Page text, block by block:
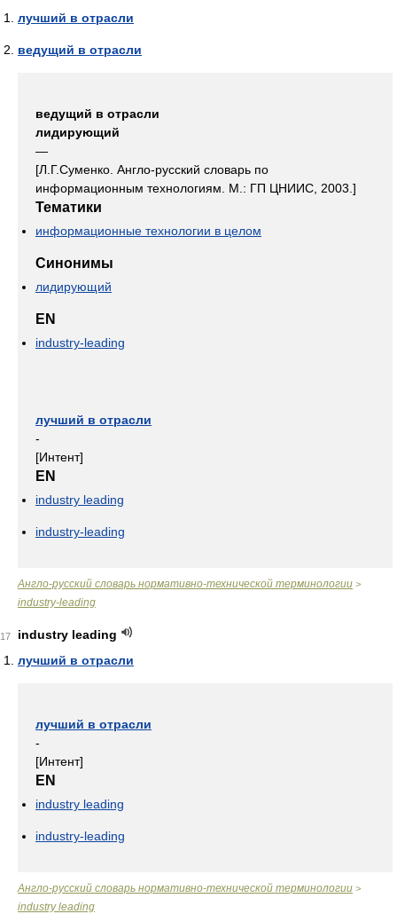
лучший в отрасли
ведущий в отрасли
ведущий в отрасли
лидирующий
—
[Л.Г.Суменко. Англо-русский словарь по
информационным технологиям. М.: ГП ЦНИИС, 2003.]
Тематики
информационные технологии в целом
Синонимы
лидирующий
EN
industry-leading
лучший в отрасли
-
[Интент]
EN
industry leading
industry-leading
Англо-русский словарь нормативно-технической терминологии >
industry-leading
17
industry leading
лучший в отрасли
лучший в отрасли
-
[Интент]
EN
industry leading
industry-leading
Англо-русский словарь нормативно-технической терминологии >
industry leading